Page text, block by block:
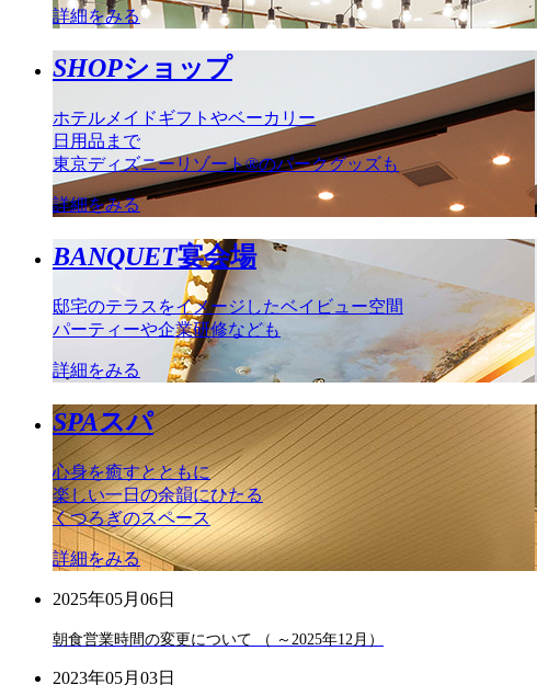
詳細をみる
SHOPショップ
ホテルメイドギフトやベーカリー
日用品まで
東京ディズニーリゾート®のパークグッズも
詳細をみる
BANQUET宴会場
邸宅のテラスをイメージしたベイビュー空間
パーティーや企業研修なども
詳細をみる
SPAスパ
心身を癒すとともに
楽しい一日の余韻にひたる
くつろぎのスペース
詳細をみる
2025年05月06日
朝食営業時間の変更について （ ～2025年12月）
2023年05月03日